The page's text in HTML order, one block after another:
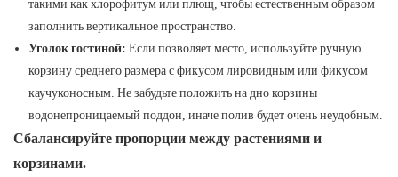
такими как хлорофитум или плющ, чтобы естественным образом
заполнить вертикальное пространство.
Уголок гостиной: Если позволяет место, используйте ручную
корзину среднего размера с фикусом лировидным или фикусом
каучуконосным. Не забудьте положить на дно корзины
водонепроницаемый поддон, иначе полив будет очень неудобным.
Сбалансируйте пропорции между растениями и
корзинами.